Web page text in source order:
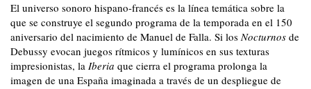
El universo sonoro hispano-francés es la línea temática sobre la
que se construye el segundo programa de la temporada en el 150
aniversario del nacimiento de Manuel de Falla. Si losNocturnos de
Debussy evocan juegos rítmicos y lumínicos en sus texturas
impresionistas, la Iberia que cierra el programa prolonga la
imagen de una España imaginada a través de un despliegue de